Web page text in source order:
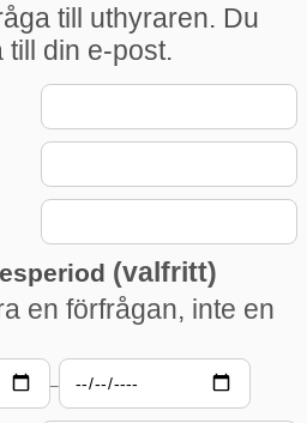
till uthyraren. Du
till din e-post.
(valfritt)
en förfrågan, inte en
–